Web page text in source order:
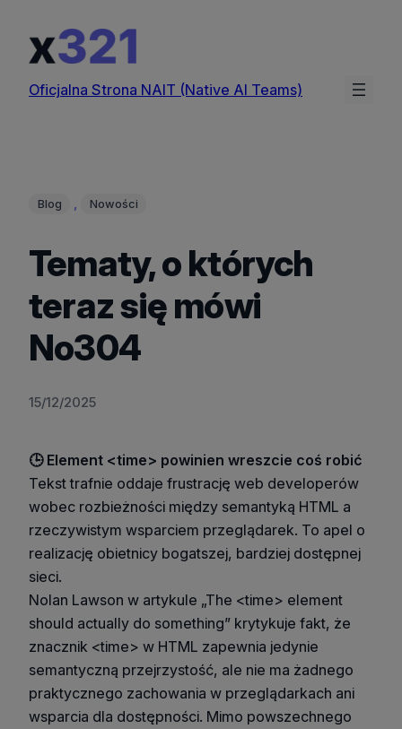
treści
Oficjalna Strona NAIT (Native AI Teams)
Blog , Nowości
Tematy, o których
teraz się mówi
No304
15/12/2025
🕒 Element <time> powinien wreszcie coś robić
Tekst trafnie oddaje frustrację web developerów
wobec rozbieżności między semantyką HTML a
rzeczywistym wsparciem przeglądarek. To apel o
realizację obietnicy bogatszej, bardziej dostępnej
sieci.
Nolan Lawson w artykule „The <time> element
should actually do something” krytykuje fakt, że
znacznik <time> w HTML zapewnia jedynie
semantyczną przejrzystość, ale nie ma żadnego
praktycznego zachowania w przeglądarkach ani
wsparcia dla dostępności. Mimo powszechnego